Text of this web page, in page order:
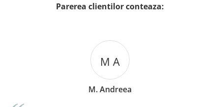
Parerea clientilor conteaza:
M A
M. Andreea